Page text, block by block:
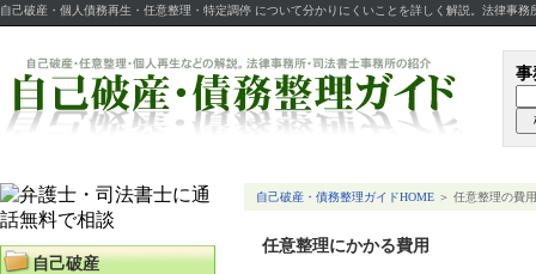
自己破産・個人債務再生・任意整理・特定調停 について分かりにくいことを詳しく解説。法律事務
事
自己破産
自己破産・債務整理ガイドHOME ＞ 任意整理の費用
任意整理にかかる費用